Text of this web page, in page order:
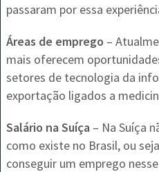
passaram por essa
Áreas de emprego –
mais oferecem
setores de tecnologia da
exportação ligados a
Salário na Suíça – Na Suíça
como existe no Brasil, ou
conseguir um emprego